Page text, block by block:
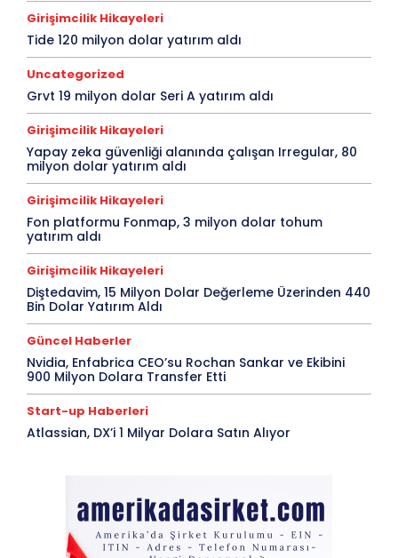
Girişimcilik Hikayeleri
Tide 120 milyon dolar yatırım aldı
Uncategorized
Grvt 19 milyon dolar Seri A yatırım aldı
Girişimcilik Hikayeleri
Yapay zeka güvenliği alanında çalışan Irregular, 80
milyon dolar yatırım aldı
Girişimcilik Hikayeleri
Fon platformu Fonmap, 3 milyon dolar tohum
yatırım aldı
Girişimcilik Hikayeleri
Diştedavim, 15 Milyon Dolar Değerleme Üzerinden 440
Bin Dolar Yatırım Aldı
Güncel Haberler
Nvidia, Enfabrica CEO’su Rochan Sankar ve Ekibini
900 Milyon Dolara Transfer Etti
Start-up Haberleri
Atlassian, DX’i 1 Milyar Dolara Satın Alıyor